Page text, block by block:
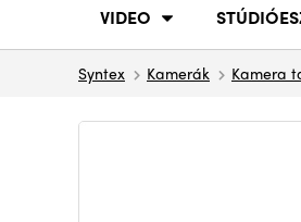
VIDEO
Syntex Kamerák Kamera